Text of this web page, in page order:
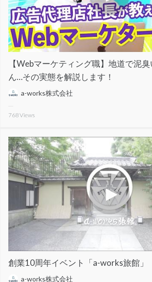
【Webマーケティング職】地道で泥
ん…その実態を解説します！
a-works株式会社
768Views
創業10周年イベント「a-works旅館」
a-works株式会社